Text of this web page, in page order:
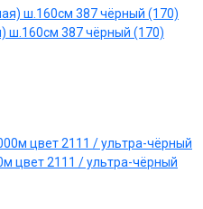
ш.160см 387 чёрный (170)
цвет 2111 / ультра-чёрный